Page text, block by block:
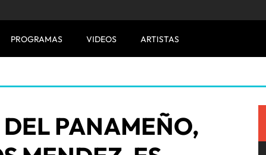
PROGRAMAS VIDEOS ARTISTAS
PANAMEÑO,